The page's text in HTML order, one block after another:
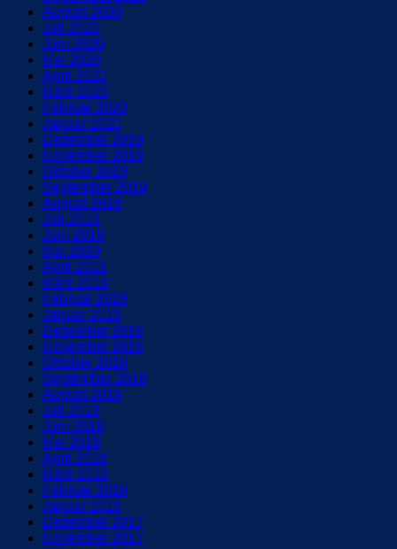
August 2020
Juli 2020
Juni 2020
Mai 2020
April 2020
März 2020
Februar 2020
Januar 2020
Dezember 2019
November 2019
Oktober 2019
September 2019
August 2019
Juli 2019
Juni 2019
Mai 2019
April 2019
März 2019
Februar 2019
Januar 2019
Dezember 2018
November 2018
Oktober 2018
September 2018
August 2018
Juli 2018
Juni 2018
Mai 2018
April 2018
März 2018
Februar 2018
Januar 2018
Dezember 2017
November 2017